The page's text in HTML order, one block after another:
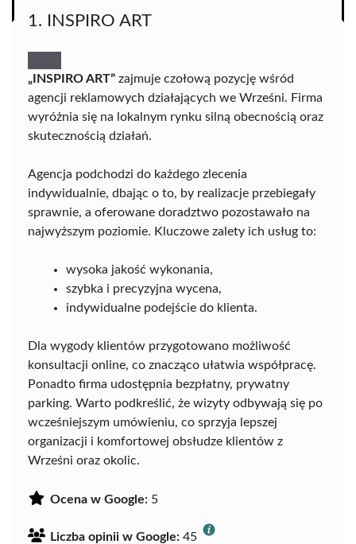
1. INSPIRO ART
„INSPIRO ART” zajmuje czołową pozycję wśród
agencji reklamowych działających we Wrześni. Firma
wyróżnia się na lokalnym rynku silną obecnością oraz
skutecznością działań.
Agencja podchodzi do każdego zlecenia
indywidualnie, dbając o to, by realizacje przebiegały
sprawnie, a oferowane doradztwo pozostawało na
najwyższym poziomie. Kluczowe zalety ich usług to:
wysoka jakość wykonania,
szybka i precyzyjna wycena,
indywidualne podejście do klienta.
Dla wygody klientów przygotowano możliwość
konsultacji online, co znacząco ułatwia współpracę.
Ponadto firma udostępnia bezpłatny, prywatny
parking. Warto podkreślić, że wizyty odbywają się po
wcześniejszym umówieniu, co sprzyja lepszej
organizacji i komfortowej obsłudze klientów z
Wrześni oraz okolic.
Ocena w Google: 5
Liczba opinii w Google: 45